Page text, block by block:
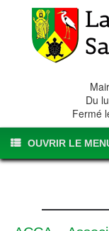
Du
Fermé
OUVRIR LE